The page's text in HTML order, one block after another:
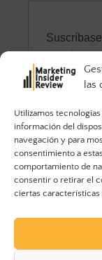
las
Utilizamos
información del
navegación y para
consentimiento a
comportamiento de
consentir o retirar el
ciertas características